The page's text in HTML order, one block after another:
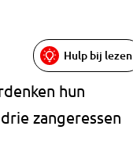
Hulp bij lezen
hun
zangeressen